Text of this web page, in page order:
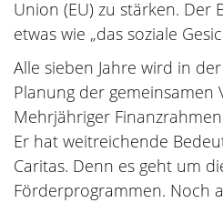
Union (EU) zu stärken. Der
etwas wie „das soziale
Alle sieben Jahre wird in
Planung der gemeinsamen
Mehrjähriger
Er hat weitreichende
Caritas. Denn es geht um
Förderprogrammen. Noch